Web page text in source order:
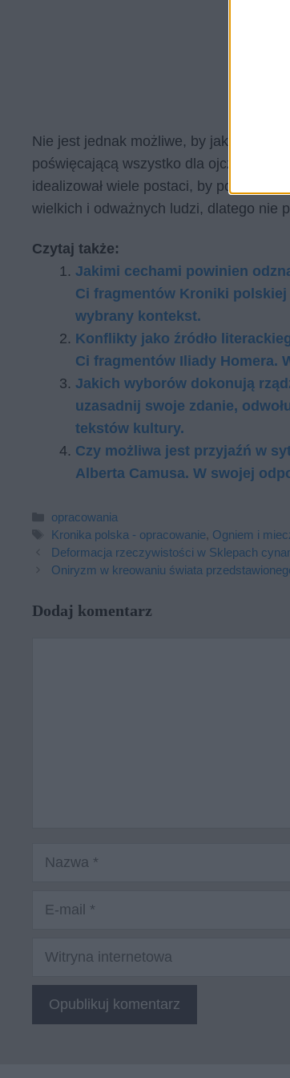
Nie jest jednak możliwe, by jakikolwiek
poświęcającą wszystko dla ojczyzny.
idealizował wiele postaci, by pocieszyć
wielkich i odważnych ludzi, dlatego nie
Czytaj także:
Jakimi cechami powinien
Ci fragmentów Kroniki
wybrany kontekst.
Kon­flik­ty jako źró­dło
Ci frag­men­tów Ilia­dy Ho­me­ra.
Jakich wyborów dokonują
uzasadnij swoje zdanie,
tekstów kultury.
Czy możliwa jest przyjaźń w
Alberta Camusa. W swojej
Kategorie
opracowania
Tagi
Kronika polska - opracowanie, Ogniem i
Deformacja rzeczywistości w Sklepach
Oniryzm w kreowaniu świata
Dodaj komentarz
Nazwa
Witryna